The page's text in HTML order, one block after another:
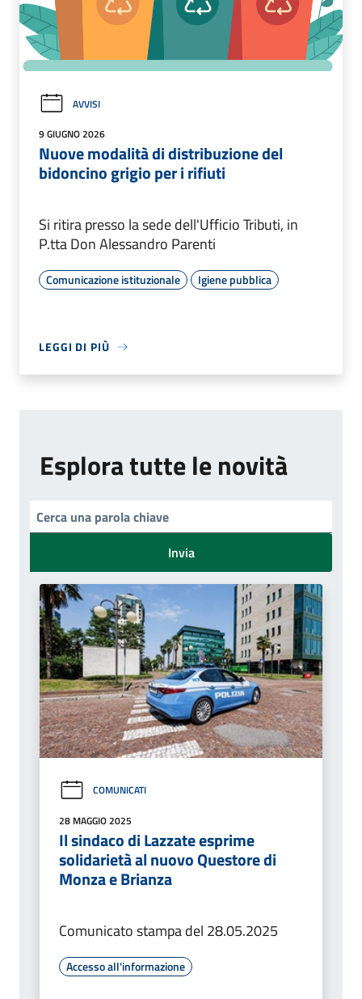
AVVISI
9 GIUGNO 2026
Nuove modalità di distribuzione del
bidoncino grigio per i rifiuti
Si ritira presso la sede dell'Ufficio Tributi, in
P.tta Don Alessandro Parenti
Comunicazione istituzionale Igiene pubblica
LEGGI DI PIÙ
Esplora tutte le novità
Invia
COMUNICATI
28 MAGGIO 2025
Il sindaco di Lazzate esprime
solidarietà al nuovo Questore di
Monza e Brianza
Comunicato stampa del 28.05.2025
Accesso all'informazione